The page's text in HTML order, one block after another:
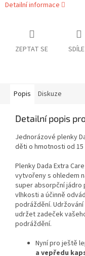
Detailní informace
ZEPTAT SE
Popis Diskuze
Detailní popis
Jednorázové plenky
děti o hmotnosti od 15
Plenky Dada Extra
vytvořeny s ohledem
super absorpční jádro
vlhkosti a účinně
podráždění.
udržet zadeček
podráždění.
Nyní pro ještě
a vepředu